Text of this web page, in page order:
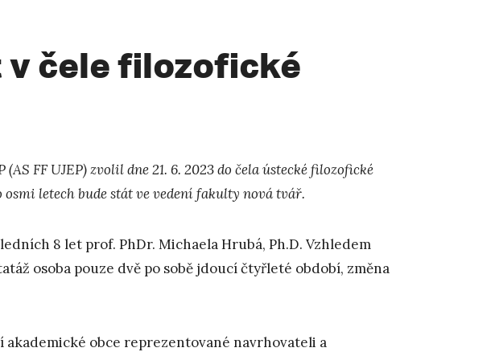
v čele filozofické
FF UJEP) zvolil dne 21. 6. 2023 do čela ústecké filozofické
letech bude stát ve vedení fakulty nová tvář.
8 let prof. PhDr. Michaela Hrubá, Ph.D. Vzhledem
osoba pouze dvě po sobě jdoucí čtyřleté období, změna
akademické obce reprezentované navrhovateli a